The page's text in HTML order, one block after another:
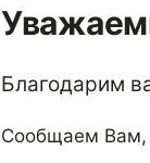
Благодарим
Сообщаем Вам,